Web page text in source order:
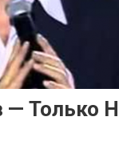
Только